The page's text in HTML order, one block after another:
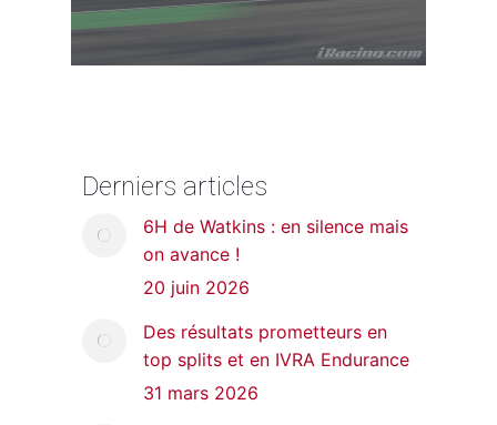
Derniers articles
6H de Watkins : en silence mais
on avance !
20 juin 2026
Des résultats prometteurs en
top splits et en IVRA Endurance
31 mars 2026